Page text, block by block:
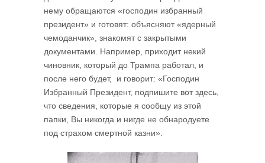
нему обращаются «господин избранный
президент» и готовят: объясняют «ядерный
чемоданчик», знакомят с закрытыми
документами. Например, приходит некий
чиновник, который до Трампа работал, и
после него будет, и говорит: «Господин
Избранный Президент, подпишите вот здесь,
что сведения, которые я сообщу из этой
папки, Вы никогда и нигде не обнародуете
под страхом смертной казни».